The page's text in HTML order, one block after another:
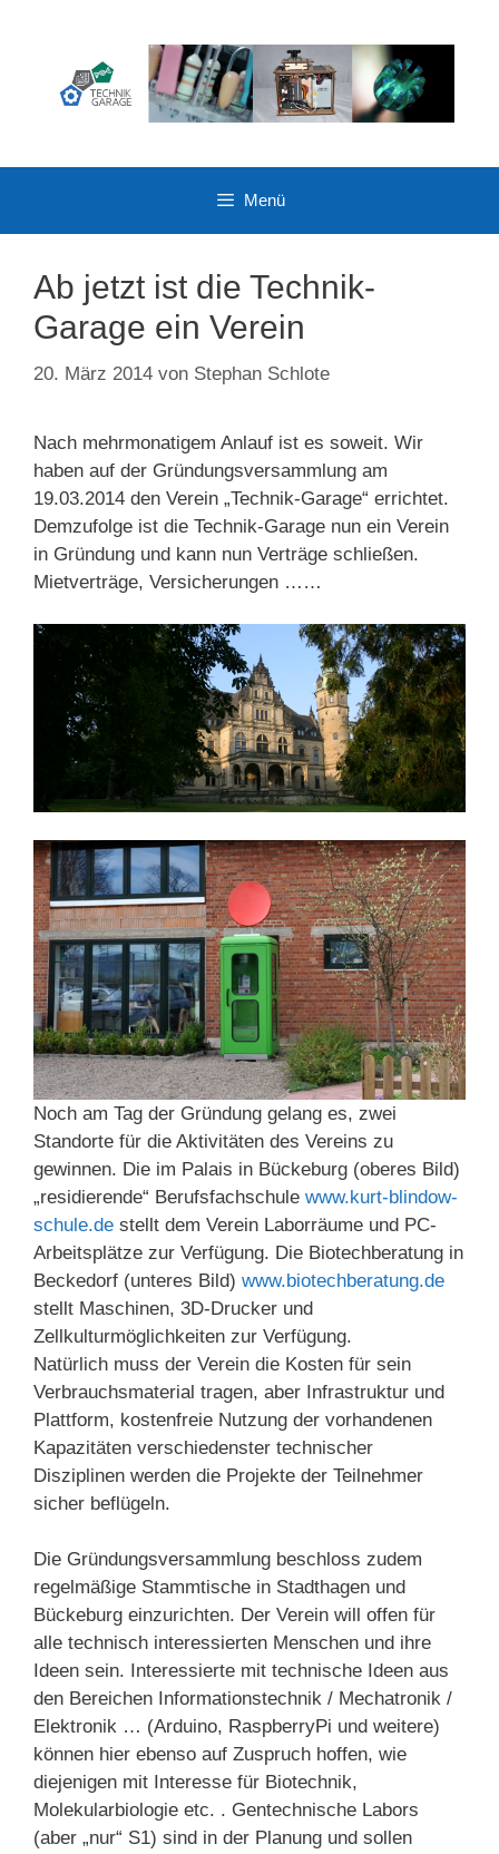
Menü
Ab jetzt ist die Technik-
Garage ein Verein
20. März 2014 von Stephan Schlote
Nach mehrmonatigem Anlauf ist es soweit. Wir
haben auf der Gründungsversammlung am
19.03.2014 den Verein „Technik-Garage“ errichtet.
Demzufolge ist die Technik-Garage nun ein Verein
in Gründung und kann nun Verträge schließen.
Mietverträge, Versicherungen ……
Noch am Tag der Gründung gelang es, zwei
Standorte für die Aktivitäten des Vereins zu
gewinnen. Die im Palais in Bückeburg (oberes Bild)
„residierende“ Berufsfachschule www.kurt-blindow-
schule.de stellt dem Verein Laborräume und PC-
Arbeitsplätze zur Verfügung. Die Biotechberatung in
Beckedorf (unteres Bild) www.biotechberatung.de
stellt Maschinen, 3D-Drucker und
Zellkulturmöglichkeiten zur Verfügung.
Natürlich muss der Verein die Kosten für sein
Verbrauchsmaterial tragen, aber Infrastruktur und
Plattform, kostenfreie Nutzung der vorhandenen
Kapazitäten verschiedenster technischer
Disziplinen werden die Projekte der Teilnehmer
sicher beflügeln.
Die Gründungsversammlung beschloss zudem
regelmäßige Stammtische in Stadthagen und
Bückeburg einzurichten. Der Verein will offen für
alle technisch interessierten Menschen und ihre
Ideen sein. Interessierte mit technische Ideen aus
den Bereichen Informationstechnik / Mechatronik /
Elektronik … (Arduino, RaspberryPi und weitere)
können hier ebenso auf Zuspruch hoffen, wie
diejenigen mit Interesse für Biotechnik,
Molekularbiologie etc. . Gentechnische Labors
(aber „nur“ S1) sind in der Planung und sollen